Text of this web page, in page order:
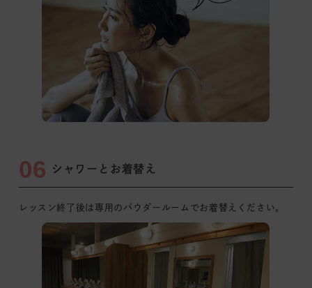
06 シャワーとお着替え
レッスン終了後は専用のパウダールームでお着替えください。